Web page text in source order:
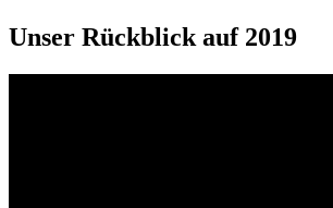
Unser Rückblick auf 2019